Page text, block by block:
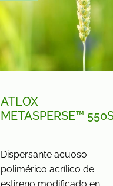
ATLOX
METASPERSE™
Dispersante acuoso
polimérico acrílico de
estireno modificado en